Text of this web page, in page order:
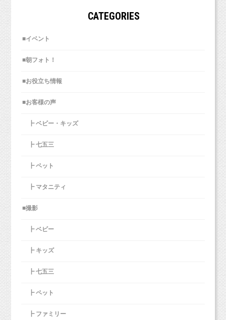
CATEGORIES
■イベント
■朝フォト！
■お役立ち情報
■お客様の声
┣ ベビー・キッズ
┣ 七五三
┣ ペット
┣ マタニティ
■撮影
┣ ベビー
┣ キッズ
┣ 七五三
┣ ペット
┣ ファミリー